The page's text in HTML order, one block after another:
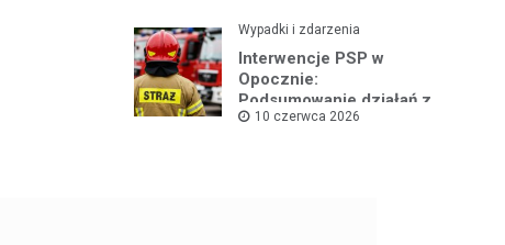
Wypadki i zdarzenia
Interwencje PSP w
Opocznie:
Podsumowanie działań z
pierwszej połowy
10 czerwca 2026